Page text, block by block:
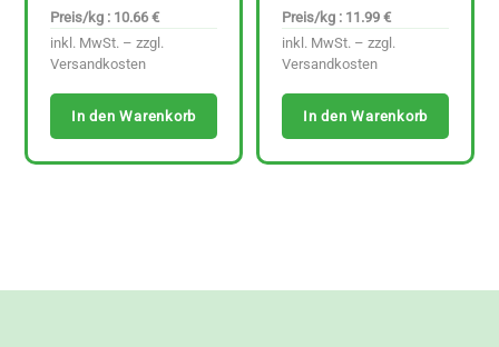
Preis/kg : 10.66 €
inkl. MwSt. – zzgl.
Versandkosten
In den Warenkorb
Preis/kg : 11.99 €
inkl. MwSt. – zzgl.
Versandkosten
In den Warenkorb